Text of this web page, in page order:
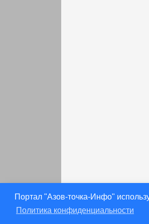
Портал "Азов-точка-Инфо"
Политика конфиденциальности
раньше